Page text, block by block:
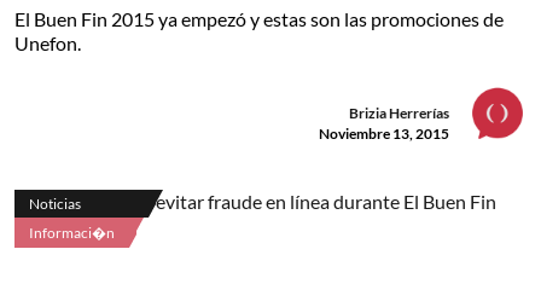
El Buen Fin 2015 ya empezó y estas son las promociones de
Unefon.
Brizia Herrerías
Noviembre 13, 2015
Noticias
Informaci�n